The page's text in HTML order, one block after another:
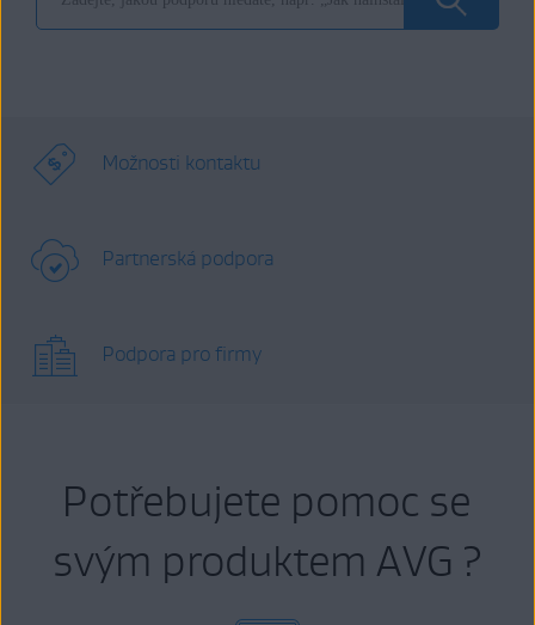
Možnosti kontaktu
Partnerská podpora
Podpora pro firmy
Potřebujete pomoc se
svým produktem AVG ?